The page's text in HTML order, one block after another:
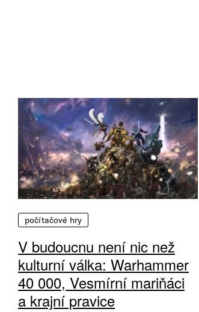
počítačové hry
V budoucnu není nic než
kulturní válka: Warhammer
40 000, Vesmírní mariňáci
a krajní pravice